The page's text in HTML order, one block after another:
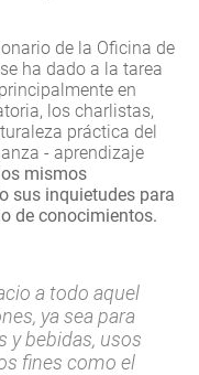
de la Oficina de
ha dado a la tarea
en
los charlistas,
práctica del
- aprendizaje
mismos
sus inquietudes para
de conocimientos.
a todo aquel
ya sea para
y bebidas, usos
fines como el